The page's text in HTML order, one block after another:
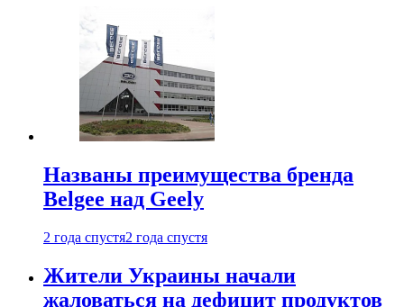
Названы преимущества бренда
Belgee над Geely
2 года спустя2 года спустя
Жители Украины начали
жаловаться на дефицит продуктов